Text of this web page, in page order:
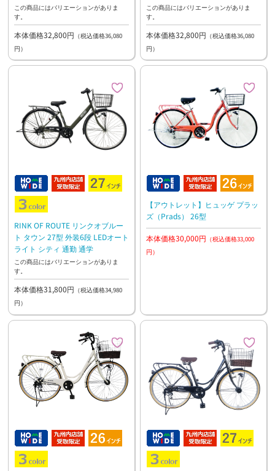
この商品にはバリエーションがありま
す。
本体価格32,800円 （税込価格36,080
円）
この商品にはバリエーションがありま
す。
本体価格32,800円 （税込価格36,080
円）
RINK OF ROUTE リンクオブルー
ト タウン 27型 外装6段 LEDオート
ライト シティ 通勤 通学
この商品にはバリエーションがありま
す。
本体価格31,800円 （税込価格34,980
円）
【アウトレット】ヒュッゲ プラッ
ズ（Prads） 26型
本体価格30,000円 （税込価格33,000
円）